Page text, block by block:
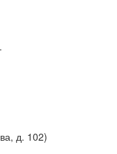
д. 102)